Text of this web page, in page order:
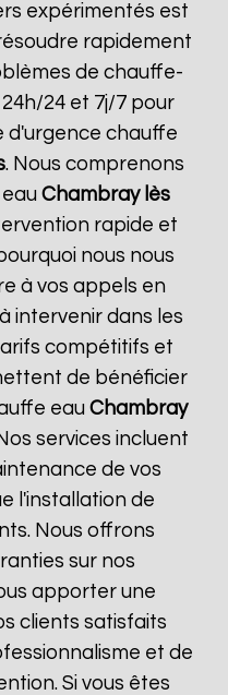
expérimentés est
rapidement
de chauffe-
24 et 7j/7 pour
d'urgence chauffe
. Nous comprenons
Chambray lès
rapide et
nous nous
à vos appels en
intervenir dans les
compétitifs et
de bénéficier
eauChambray
services incluent
de vos
l'installation de
Nous offrons
sur nos
apporter une
clients satisfaits
et de
Si vous êtes